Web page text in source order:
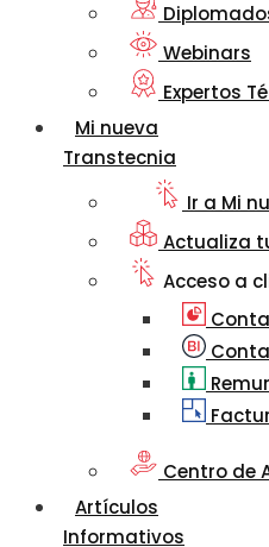
Webinars
Expertos
Mi nueva
Transtecnia
Ir a Mi
Actualiza
Acceso a
Centro de
Artículos
Informativos